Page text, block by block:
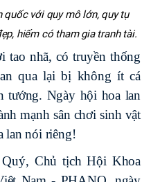
quốc với quy mô lớn, quy tụ
hiếm có tham gia tranh tài.
tao nhã, có truyền thống
qua lại bị không ít cá
tướng. Ngày hội hoa lan
mạnh sân chơi sinh vật
lan nói riêng!
Chủ tịch Hội Khoa